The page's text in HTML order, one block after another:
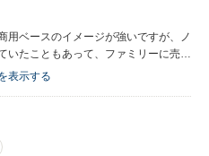
用ベースのイメージが強いですが、ノ
たこともあって、ファミリーに売れ
ンはFFが多いですが、この頃のトヨ
表示する